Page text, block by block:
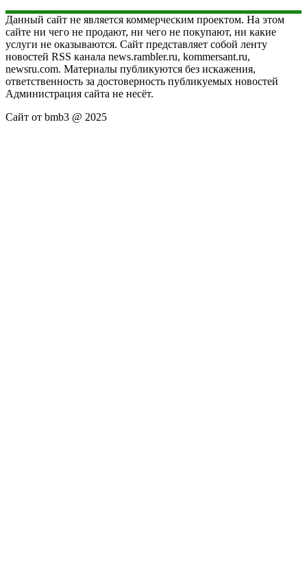
Данный сайт не является коммерческим проектом. На этом
сайте ни чего не продают, ни чего не покупают, ни какие
услуги не оказываются. Сайт представляет собой ленту
новостей RSS канала news.rambler.ru, kommersant.ru,
newsru.com. Материалы публикуются без искажения,
ответственность за достоверность публикуемых новостей
Администрация сайта не несёт.
Сайт от bmb3 @ 2025